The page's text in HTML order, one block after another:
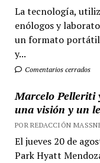
La tecnología,
enólogos y
un formato portátil
y...
Comentarios cerrados
Marcelo Pelleriti
una visión y un
POR REDACCIÓN
El jueves 20 de
Park Hyatt